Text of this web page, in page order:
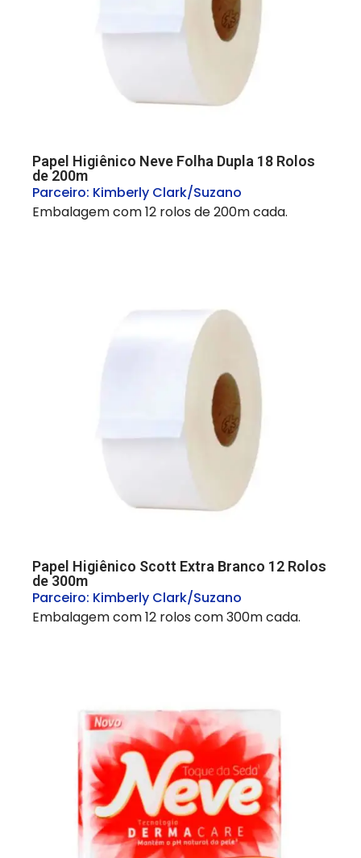
Papel Higiênico Neve Folha Dupla 18 Rolos
de 200m
Parceiro: Kimberly Clark/Suzano
Embalagem com 12 rolos de 200m cada.
Papel Higiênico Scott Extra Branco 12 Rolos
de 300m
Parceiro: Kimberly Clark/Suzano
Embalagem com 12 rolos com 300m cada.